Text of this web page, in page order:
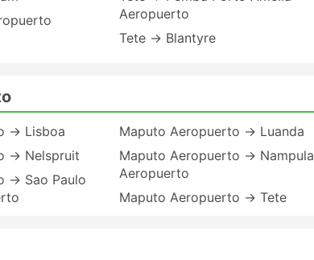
Aeropuerto
Tete → Blantyre
→ Lisboa
→ Nelspruit
→ Sao Paulo
Maputo Aeropuerto → Luanda
Maputo Aeropuerto → Nampula
Aeropuerto
Maputo Aeropuerto → Tete